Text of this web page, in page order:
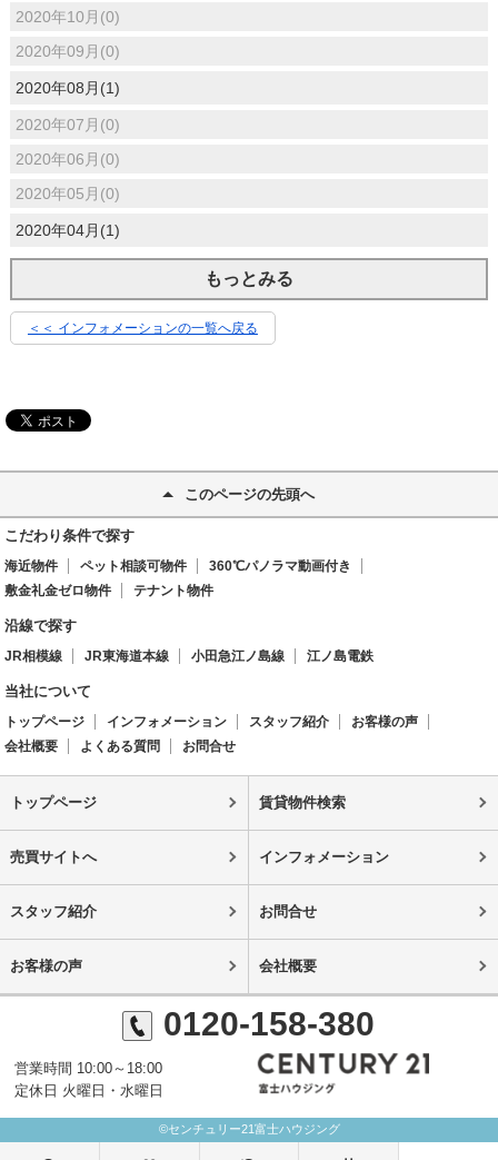
2020年10月(0)
2020年09月(0)
2020年08月(1)
2020年07月(0)
2020年06月(0)
2020年05月(0)
2020年04月(1)
もっとみる
＜＜ インフォメーションの一覧へ戻る
このページの先頭へ
こだわり条件で探す
海近物件 ペット相談可物件
360℃パノラマ動画付き
敷金礼金ゼロ物件
テナント物件
沿線で探す
JR相模線 JR東海道本線 小田急江ノ島線 江ノ島電鉄
当社について
トップページ インフォメーション スタッフ紹介
お客様の声
会社概要
よくある質問 お問合せ
トップページ 賃貸物件検索
売買サイトへ インフォメーション
スタッフ紹介 お問合せ
お客様の声 会社概要
0120-158-380
営業時間 10:00～18:00
定休日 火曜日・水曜日
©センチュリー21富士ハウジング